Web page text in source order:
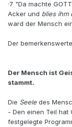
·7 "Da machte
Acker und blies ihm
ward der Mensch
Der
Der Mensch ist
stammt.
Die Seele des
- Den einen Teil hat
festgelegte